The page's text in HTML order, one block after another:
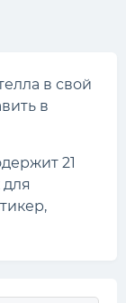
в свой
в
21